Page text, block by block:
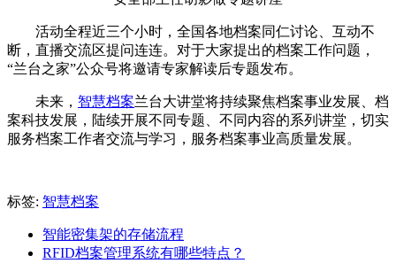
活动全程近三个小时，全国各地档案同仁讨论、互动不
断，直播交流区提问连连。对于大家提出的档案工作问题，
“兰台之家”公众号将邀请专家解读后专题发布。
未来， 智慧档案兰台大讲堂将持续聚焦档案事业发展、档
案科技发展，陆续开展不同专题、不同内容的系列讲堂，切实
服务档案工作者交流与学习，服务档案事业高质量发展。
标签: 智慧档案
智能密集架的存储流程
RFID档案管理系统有哪些特点？